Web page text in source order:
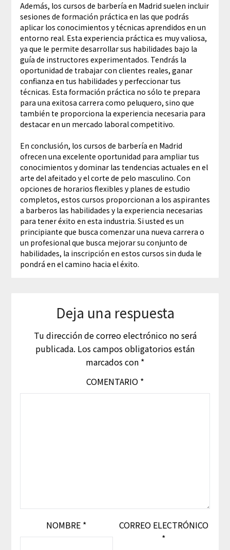
Además, los cursos de barbería en Madrid suelen incluir
sesiones de formación práctica en las que podrás
aplicar los conocimientos y técnicas aprendidos en un
entorno real. Esta experiencia práctica es muy valiosa,
ya que le permite desarrollar sus habilidades bajo la
guía de instructores experimentados. Tendrás la
oportunidad de trabajar con clientes reales, ganar
confianza en tus habilidades y perfeccionar tus
técnicas. Esta formación práctica no sólo te prepara
para una exitosa carrera como peluquero, sino que
también te proporciona la experiencia necesaria para
destacar en un mercado laboral competitivo.
En conclusión, los cursos de barbería en Madrid
ofrecen una excelente oportunidad para ampliar tus
conocimientos y dominar las tendencias actuales en el
arte del afeitado y el corte de pelo masculino. Con
opciones de horarios flexibles y planes de estudio
completos, estos cursos proporcionan a los aspirantes
a barberos las habilidades y la experiencia necesarias
para tener éxito en esta industria. Si usted es un
principiante que busca comenzar una nueva carrera o
un profesional que busca mejorar su conjunto de
habilidades, la inscripción en estos cursos sin duda le
pondrá en el camino hacia el éxito.
Deja una respuesta
Tu dirección de correo electrónico no será
publicada. Los campos obligatorios están
marcados con *
COMENTARIO *
NOMBRE *
CORREO ELECTRÓNICO
*